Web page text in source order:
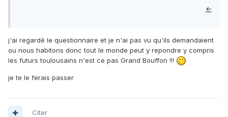
←
j'ai regardé le questionnaire et je n'ai pas vu qu'ils demandaient
ou nous habitons donc tout le monde peut y repondre y compris
les futurs toulousains n'est ce pas Grand Bouffon !!!
je te le ferais passer
Citer